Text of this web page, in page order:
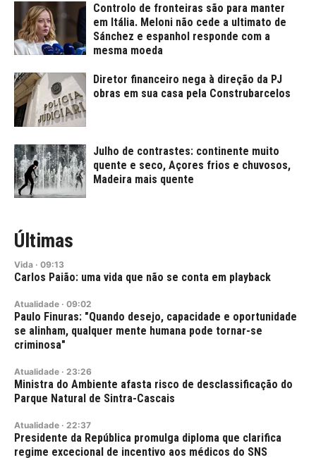
Controlo de fronteiras são para manter
em Itália. Meloni não cede a ultimato de
Sánchez e espanhol responde com a
mesma moeda
Diretor financeiro nega à direção da PJ
obras em sua casa pela Construbarcelos
Julho de contrastes: continente muito
quente e seco, Açores frios e chuvosos,
Madeira mais quente
Últimas
Vida · 09:13
Carlos Paião: uma vida que não se conta em playback
Atualidade · 09:02
Paulo Finuras: "Quando desejo, capacidade e oportunidade
se alinham, qualquer mente humana pode tornar-se
criminosa"
Atualidade · 23:26
Ministra do Ambiente afasta risco de desclassificação do
Parque Natural de Sintra-Cascais
Atualidade · 22:37
Presidente da República promulga diploma que clarifica
regime excecional de incentivo aos médicos do SNS